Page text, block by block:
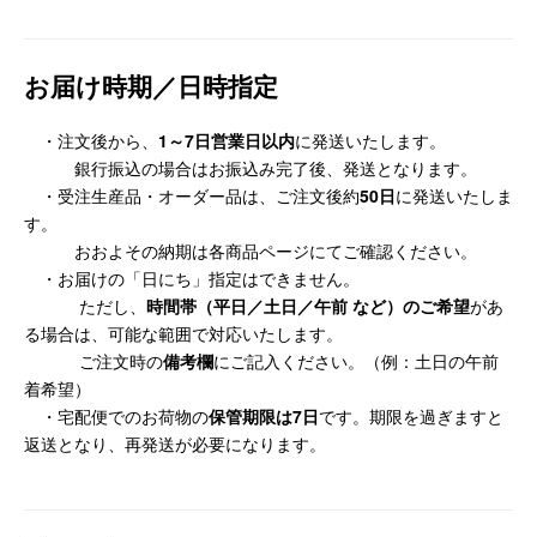
お届け時期／日時指定
・注文後から、 1～7日営業日以内に発送いたします。
銀行振込の場合はお振込み完了後、発送となります。
・受注生産品・オーダー品は、ご注文後約50日に発送いたしま
す。
おおよその納期は各商品ページにてご確認ください。
・お届けの「日にち」指定はできません。
ただし、 時間帯（平日／土日／午前 など）のご希望があ
る場合は、可能な範囲で対応いたします。
ご注文時の備考欄にご記入ください。（例：土日の午前
着希望）
・宅配便でのお荷物の保管期限は7日です。期限を過ぎますと
返送となり、再発送が必要になります。